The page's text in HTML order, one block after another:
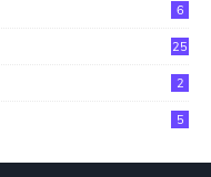
6
25
2
5